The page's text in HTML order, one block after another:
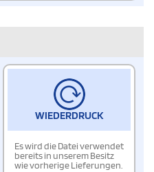
WIEDERDRUCK
Es wird die Datei verwendet
bereits in unserem Besitz
wie vorherige Lieferungen.